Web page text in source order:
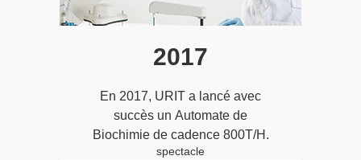
2017
En 2017, URIT a lancé avec
succès un Automate de
Biochimie de cadence 800T/H.
spectacle